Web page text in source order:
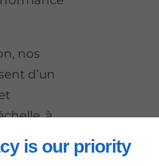
is our priority
nos
d’un
à